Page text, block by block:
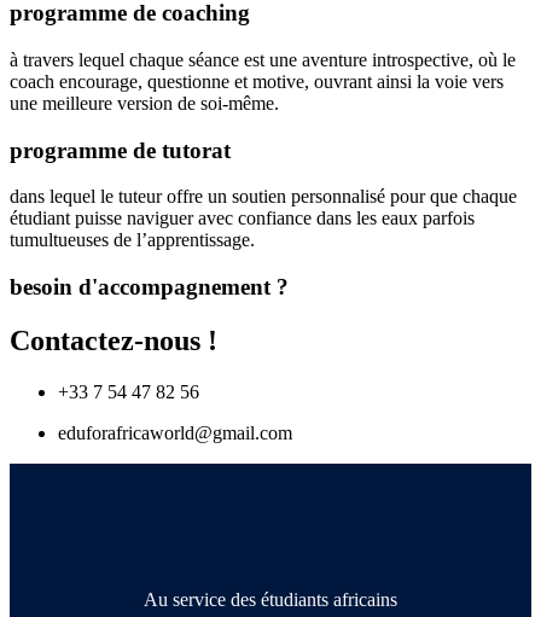
programme de coaching
à travers lequel chaque séance est une aventure introspective, où le
coach encourage, questionne et motive, ouvrant ainsi la voie vers
une meilleure version de soi-même.
programme de tutorat
dans lequel le tuteur offre un soutien personnalisé pour que chaque
étudiant puisse naviguer avec confiance dans les eaux parfois
tumultueuses de l’apprentissage.
besoin d'accompagnement ?
Contactez-nous !
+33 7 54 47 82 56
eduforafricaworld@gmail.com
Au service des étudiants africains